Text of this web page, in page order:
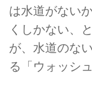
は水道がない
くしかない、
が、水道のな
る「ウォッシ